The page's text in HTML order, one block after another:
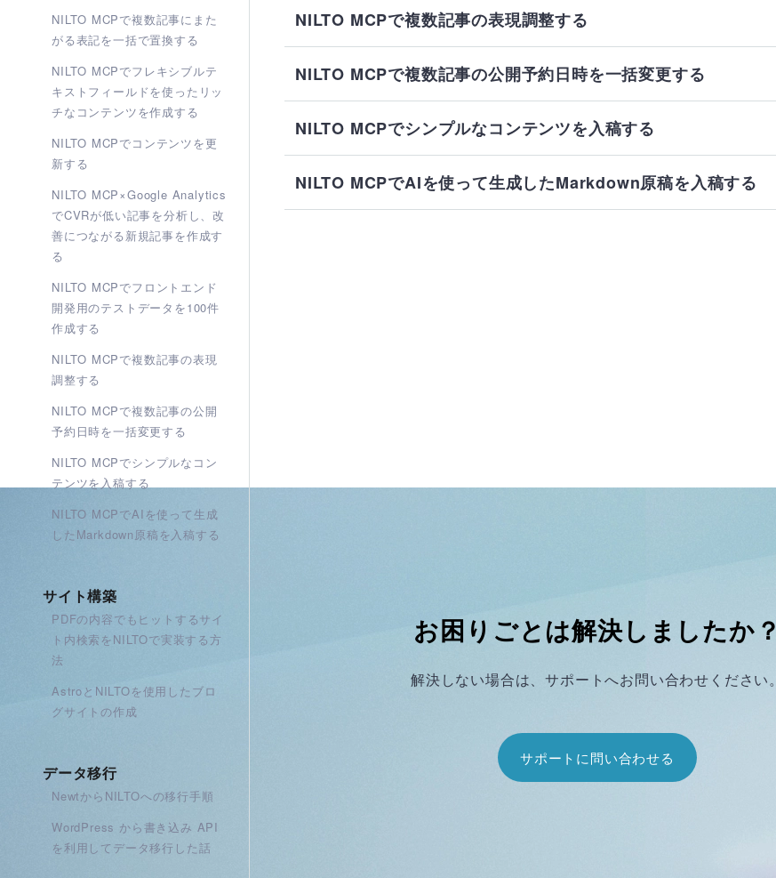
NILTO MCPで複数記事にまた
がる表記を一括で置換する
NILTO MCPでフレキシブルテ
キストフィールドを使ったリッ
チなコンテンツを作成する
NILTO MCPでコンテンツを更
新する
NILTO MCP×Google Analytics
でCVRが低い記事を分析し、改
善につながる新規記事を作成す
る
NILTO MCPでフロントエンド
開発用のテストデータを100件
作成する
NILTO MCPで複数記事の表現
調整する
NILTO MCPで複数記事の公開
予約日時を一括変更する
NILTO MCPでシンプルなコン
テンツを入稿する
NILTO MCPでAIを使って生成
したMarkdown原稿を入稿する
サイト構築
PDFの内容でもヒットするサイ
ト内検索をNILTOで実装する方
法
AstroとNILTOを使用したブロ
グサイトの作成
データ移行
NewtからNILTOへの移行手順
WordPress から書き込み API
を利用してデータ移行した話
NILTO MCPで複数記事の表現調整する
NILTO MCPで複数記事の公開予約日時を一括変更する
NILTO MCPでシンプルなコンテンツを入稿する
NILTO MCPでAIを使って生成したMarkdown原稿を入稿する
お困りごとは解決しましたか？
解決しない場合は、サポートへお問い合わせください。
サポートに問い合わせる